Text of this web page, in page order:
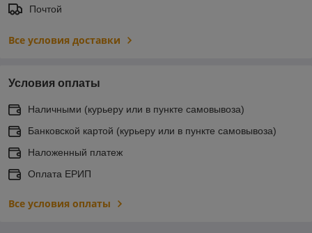
Почтой
Все условия доставки
Условия оплаты
Наличными (курьеру или в пункте самовывоза)
Банковской картой (курьеру или в пункте самовывоза)
Наложенный платеж
Оплата ЕРИП
Все условия оплаты